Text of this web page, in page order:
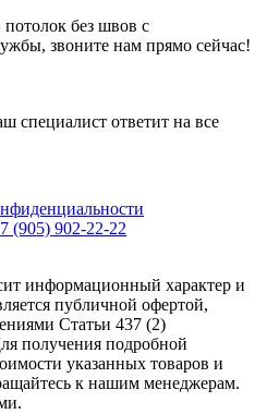
без швов с
звоните нам прямо сейчас!
специалист ответит на все
(905) 902-22-22
информационный характер и
публичной офертой,
Статьи 437 (2)
получения подробной
указанных товаров и
к нашим менеджерам.